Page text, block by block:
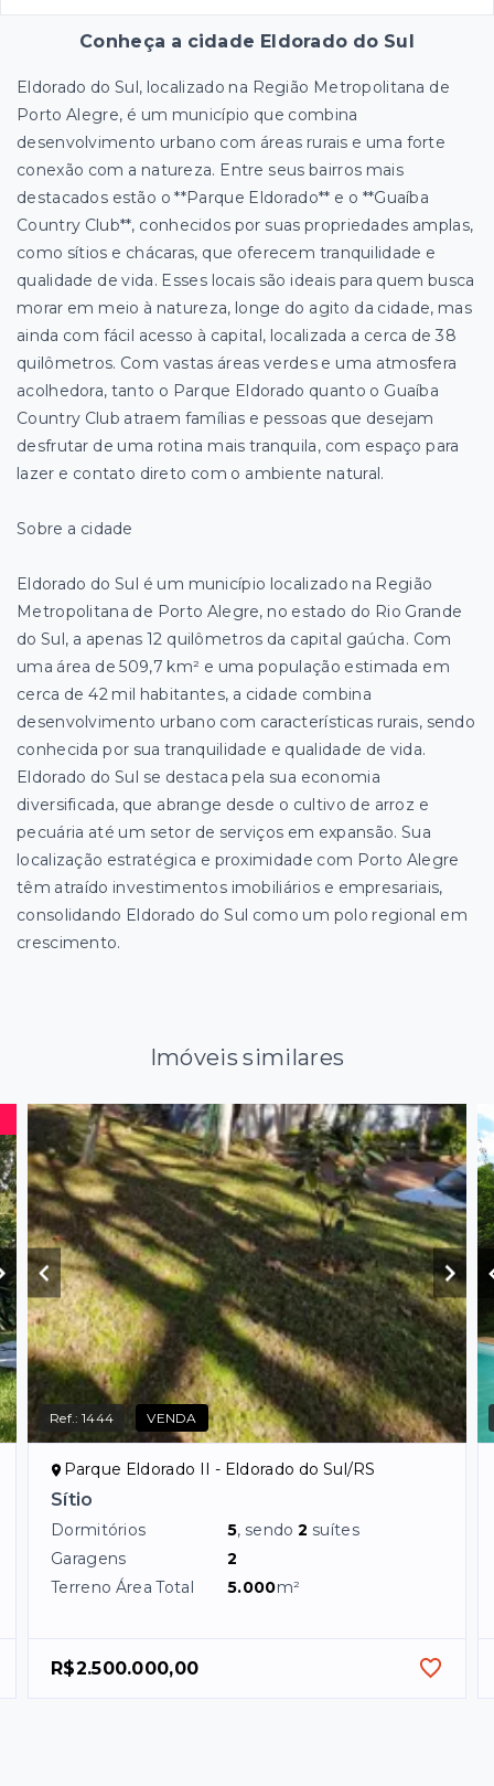
Conheça a cidade Eldorado do Sul
Eldorado do Sul, localizado na Região Metropolitana de
Porto Alegre, é um município que combina
desenvolvimento urbano com áreas rurais e uma forte
conexão com a natureza. Entre seus bairros mais
destacados estão o **Parque Eldorado** e o **Guaíba
Country Club**, conhecidos por suas propriedades amplas,
como sítios e chácaras, que oferecem tranquilidade e
qualidade de vida. Esses locais são ideais para quem busca
morar em meio à natureza, longe do agito da cidade, mas
ainda com fácil acesso à capital, localizada a cerca de 38
quilômetros. Com vastas áreas verdes e uma atmosfera
acolhedora, tanto o Parque Eldorado quanto o Guaíba
Country Club atraem famílias e pessoas que desejam
desfrutar de uma rotina mais tranquila, com espaço para
lazer e contato direto com o ambiente natural.
Sobre a cidade
Eldorado do Sul é um município localizado na Região
Metropolitana de Porto Alegre, no estado do Rio Grande
do Sul, a apenas 12 quilômetros da capital gaúcha. Com
uma área de 509,7 km² e uma população estimada em
cerca de 42 mil habitantes, a cidade combina
desenvolvimento urbano com características rurais, sendo
conhecida por sua tranquilidade e qualidade de vida.
Eldorado do Sul se destaca pela sua economia
diversificada, que abrange desde o cultivo de arroz e
pecuária até um setor de serviços em expansão. Sua
localização estratégica e proximidade com Porto Alegre
têm atraído investimentos imobiliários e empresariais,
consolidando Eldorado do Sul como um polo regional em
crescimento.
Imóveis similares
Ref.:1444 VENDA
Parque Eldorado II - Eldorado do Sul/RS
Sítio
Dormitórios 5, sendo2 suítes
Garagens
2
Terreno Área Total
5.000m²
R$2.500.000,00